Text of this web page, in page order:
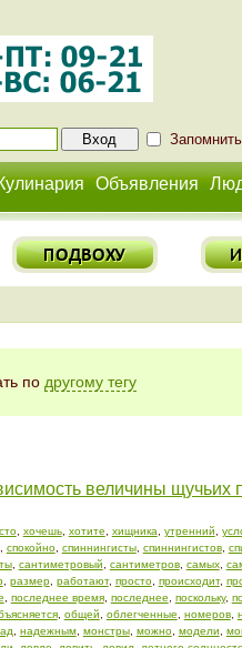
Объявления
по другому тегу
величины щучьих
, хочешь, хотите хищника утренний
, спокойно, спиннингисты, спиннингистов,
, сантиметровый сантиметров, самых,
, размер, работают, просто, происходит,
последнее время, последнее поскольку,
, общей облегченные номеров,
надежным, монстры, можно, модели